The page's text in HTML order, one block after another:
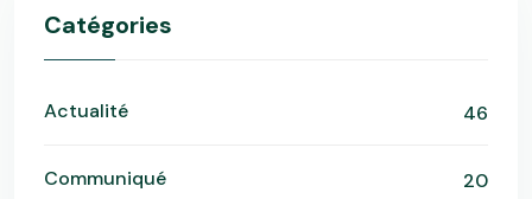
Catégories
Actualité 46
Communiqué 20